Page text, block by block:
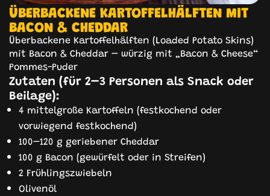
ÜBERBACKENE KARTOFFELHÄLFTEN MIT
BACON & CHEDDAR
Überbackene Kartoffelhälften (Loaded Potato Skins)
mit Bacon & Cheddar – würzig mit „Bacon & Cheese“
Pommes-Puder
Zutaten (für 2–3 Personen als Snack oder
Beilage):
4 mittelgroße Kartoffeln (festkochend oder
vorwiegend festkochend)
100–120 g geriebener Cheddar
100 g Bacon (gewürfelt oder in Streifen)
2 Frühlingszwiebeln
Olivenöl